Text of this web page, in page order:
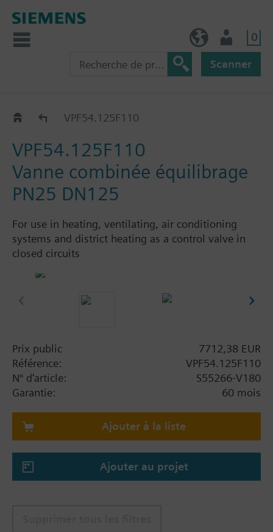
0
Scanner
VPF54..VPF54.125F110
VPF54.125F110
Vanne combinée équilibrage
PN25 DN125
For use in heating, ventilating, air conditioning
systems and district heating as a control valve in
closed circuits
Prix public
7712,38 EUR
Référence:
VPF54.125F110
N° d'article:
S55266-V180
Garantie:
60 mois
Ajouter à la liste
Ajouter au projet